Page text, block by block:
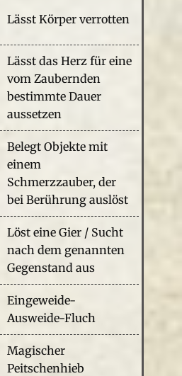
Lässt Körper verrotten
Lässt das Herz für eine
vom Zaubernden
bestimmte Dauer
aussetzen
Belegt Objekte mit
einem
Schmerzzauber, der
bei Berührung auslöst
Löst eine Gier / Sucht
nach dem genannten
Gegenstand aus
Eingeweide-
Ausweide-Fluch
Magischer
Peitschenhieb